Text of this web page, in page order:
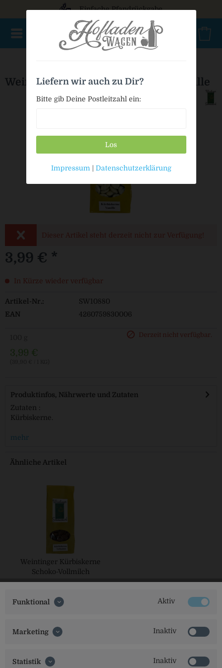
Einfache Pfandrückgabe
Weintinger Kürbiskerne Schoko-Vanille
Dieser Artikel steht derzeit nicht zur Verfügung!
3,99 € *
In Kürze wieder verfügbar
Artikel-Nr.:
SW10880
EAN
4260759830006
3,99 €
Derzeit nicht verfügbar.
Produktinfos, Nährwerte und Zutaten
Zutaten :
Kürbiskerne.
mehr
Ähnliche Artikel
Weintinger Kürbiskerne
Schoko-Vollmilch
Funktional Aktiv
Marketing Inaktiv
Statistik Inaktiv
Liefern wir auch zu Dir?
Bitte gib Deine Postleitzahl ein:
Los
Impressum | Datenschutzerklärung